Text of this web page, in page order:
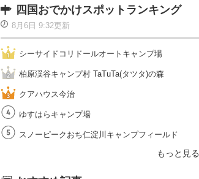
四国おでかけスポットランキング
8月6日 9:32更新
シーサイドコリドールオートキャンプ場
柏原渓谷キャンプ村 TaTuTa(タツタ)の森
クアハウス今治
ゆすはらキャンプ場
スノーピークおち仁淀川キャンプフィールド
もっと見る